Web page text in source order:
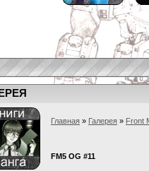
Главная » Галерея » Front
FM5 OG #11